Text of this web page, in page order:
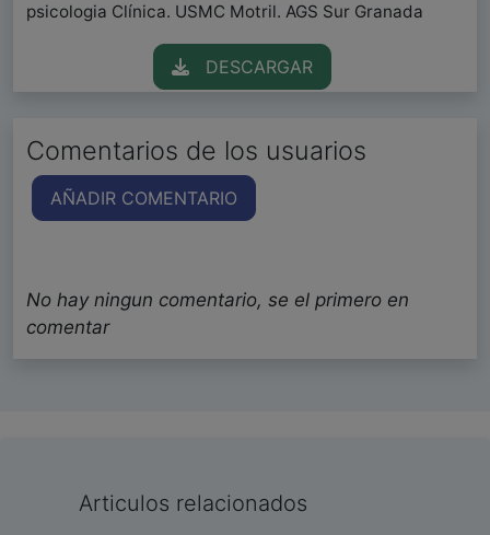
psicologia Clínica. USMC Motril. AGS Sur Granada
DESCARGAR
Comentarios de los usuarios
AÑADIR COMENTARIO
No hay ningun comentario, se el primero en
comentar
Articulos relacionados